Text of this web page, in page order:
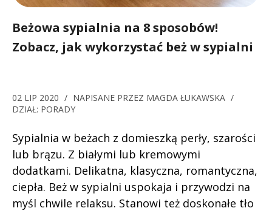
Beżowa sypialnia na 8 sposobów!
Zobacz, jak wykorzystać beż w sypialni
02 LIP 2020 / NAPISANE PRZEZ MAGDA ŁUKAWSKA /
DZIAŁ: PORADY
Sypialnia w beżach z domieszką perły, szarości
lub brązu. Z białymi lub kremowymi
dodatkami. Delikatna, klasyczna, romantyczna,
ciepła. Beż w sypialni uspokaja i przywodzi na
myśl chwile relaksu. Stanowi też doskonałe tło